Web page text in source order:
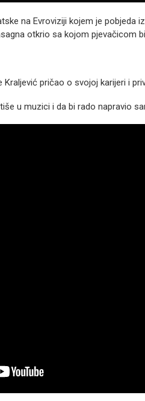
na Evroviziji kojem je pobjeda
otkrio sa kojom pjevačicom
Kraljević pričao o svojoj karijeri i
u muzici i da bi rado napravio